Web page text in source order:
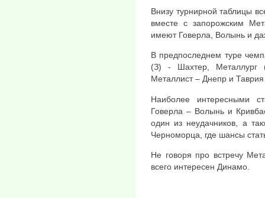
Внизу турнирной таблицы
вместе с запорожским
имеют Говерла, Волынь и
В предпоследнем туре
(З) - Шахтер, Металлург
Металлист – Днепр и
Наиболее интересными
Говерла – Волынь и
один из неудачников, а
Черноморца, где шансы
Не говоря про встречу
всего интересен Динамо.